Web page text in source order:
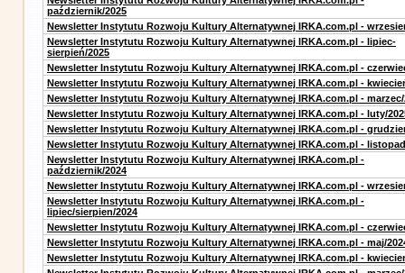
październik/2025
Newsletter Instytutu Rozwoju Kultury Alternatywnej IRKA.com.pl -
Newsletter Instytutu Rozwoju Kultury Alternatywnej IRKA.com.pl - lipiec-
sierpień/2025
Newsletter Instytutu Rozwoju Kultury Alternatywnej IRKA.com.pl -
Newsletter Instytutu Rozwoju Kultury Alternatywnej IRKA.com.pl -
Newsletter Instytutu Rozwoju Kultury Alternatywnej IRKA.com.pl - marzec/
Newsletter Instytutu Rozwoju Kultury Alternatywnej IRKA.com.pl - luty/
Newsletter Instytutu Rozwoju Kultury Alternatywnej IRKA.com.pl -
Newsletter Instytutu Rozwoju Kultury Alternatywnej IRKA.com.pl -
Newsletter Instytutu Rozwoju Kultury Alternatywnej IRKA.com.pl -
październik/2024
Newsletter Instytutu Rozwoju Kultury Alternatywnej IRKA.com.pl -
Newsletter Instytutu Rozwoju Kultury Alternatywnej IRKA.com.pl -
lipiec/sierpien/2024
Newsletter Instytutu Rozwoju Kultury Alternatywnej IRKA.com.pl -
Newsletter Instytutu Rozwoju Kultury Alternatywnej IRKA.com.pl - maj/
Newsletter Instytutu Rozwoju Kultury Alternatywnej IRKA.com.pl -